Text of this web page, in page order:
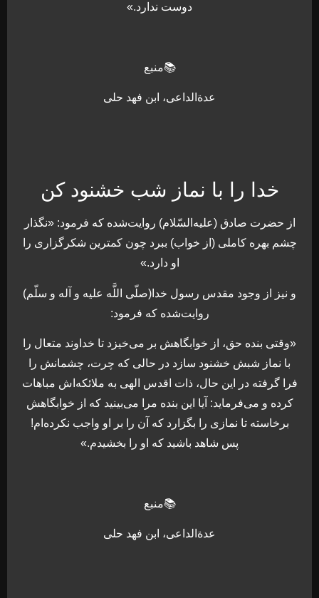
دوست ندارد.»
📚منبع
عدةالداعی، ابن فهد حلی
خدا را با نماز شب خشنود کن
از حضرت صادق (عليه‌السّلام) روايت‌شده كه فرمود: «نگذار
چشم بهره كاملى (از خواب) ببرد چون كمترين شكرگزارى را
او دارد.»
و نيز از وجود مقدس رسول خدا(صلّى اللَّه عليه و آله و سلّم)
روايت‌شده كه فرمود:
«وقتى بنده حق، از خوابگاهش بر مى‌‏خيزد تا خداوند متعال را
با نماز شبش خشنود سازد در حالى كه چرت، چشمانش را
فرا گرفته در اين حال، ذات اقدس الهى به ملائكه‏‌اش مباهات
كرده و مى‌‏فرمايد: آيا اين بنده مرا مى‌‏بينيد كه از خوابگاهش
برخاسته تا نمازى را بگزارد كه آن را بر او واجب نكرده‌ام!
پس شاهد باشيد كه او را بخشيدم.»
📚منبع
عدةالداعی، ابن فهد حلی